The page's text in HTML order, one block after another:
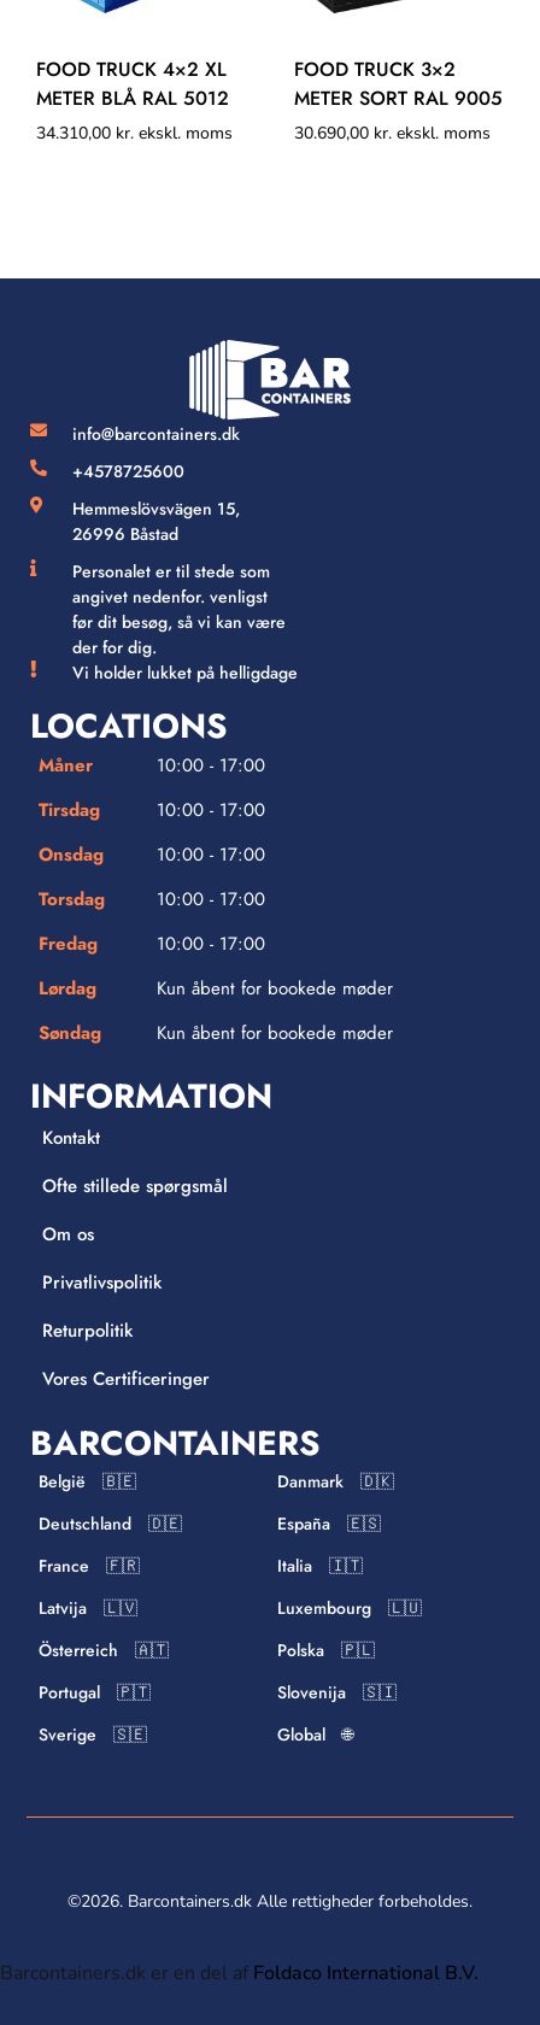
FOOD TRUCK 4×2 XL
METER BLÅ RAL 5012
34.310,00 kr. ekskl. moms
FOOD TRUCK 3×2
METER SORT RAL 9005
30.690,00 kr. ekskl. moms
info@barcontainers.dk
+4578725600
Hemmeslövsvägen 15,
26996 Båstad
Personalet er til stede som
angivet nedenfor. venligst
før dit besøg, så vi kan være
der for dig.
Vi holder lukket på helligdage
LOCATIONS
Måner
10:00 - 17:00
Tirsdag
10:00 - 17:00
Onsdag
10:00 - 17:00
Torsdag
10:00 - 17:00
Fredag
10:00 - 17:00
Lørdag
Kun åbent for bookede møder
Søndag
Kun åbent for bookede møder
INFORMATION
Kontakt
Ofte stillede spørgsmål
Om os
Privatlivspolitik
Returpolitik
Vores Certificeringer
BARCONTAINERS
België 🇧🇪
Danmark 🇩🇰
Deutschland 🇩🇪
España 🇪🇸
France 🇫🇷
Italia 🇮🇹
Latvija 🇱🇻
Luxembourg 🇱🇺
Österreich 🇦🇹
Polska 🇵🇱
Portugal 🇵🇹
Slovenija 🇸🇮
Sverige 🇸🇪
Global 🌐
©2026. Barcontainers.dk Alle rettigheder forbeholdes.
Barcontainers.dk er en del af Foldaco International B.V.